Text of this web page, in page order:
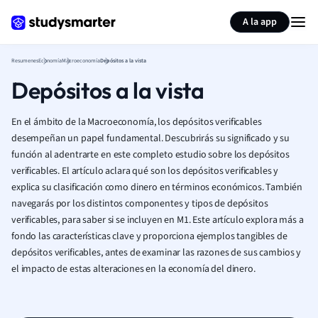
A la app
ResumenesEconomíaMacroeconomíaDepósitos a la vista
Depósitos a la vista
En el ámbito de la Macroeconomía, los depósitos verificables
desempeñan un papel fundamental. Descubrirás su significado y su
función al adentrarte en este completo estudio sobre los depósitos
verificables. El artículo aclara qué son los depósitos verificables y
explica su clasificación como dinero en términos económicos. También
navegarás por los distintos componentes y tipos de depósitos
verificables, para saber si se incluyen en M1. Este artículo explora más a
fondo las características clave y proporciona ejemplos tangibles de
depósitos verificables, antes de examinar las razones de sus cambios y
el impacto de estas alteraciones en la economía del dinero.
Resumir página